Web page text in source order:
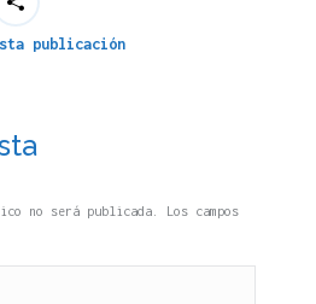
publicación
no será publicada. Los campos